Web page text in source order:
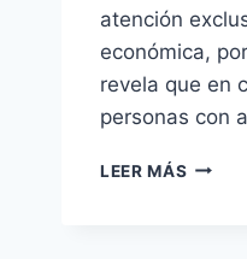
atención
económica,
revela que en
personas con
LEER MÁS